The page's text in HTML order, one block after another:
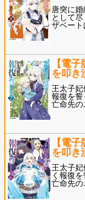
唐突に
として
ザベート
【電
を叩き
王太子
報復を誓
亡命先
【電
を叩き
王太子
く報復
亡命先